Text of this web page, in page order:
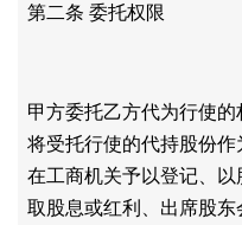
第二条 委托权限
甲方委托乙方代为行使
将受托行使的代持股份作
在工商机关予以登记、
取股息或红利、出席股